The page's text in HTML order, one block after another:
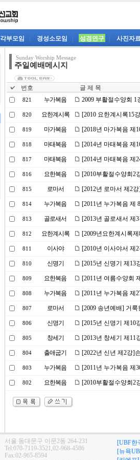
각부모임 경성소모임 성경연구 사진자
Sunday Worship Message
주일예배메시지
번호 글 제 목
821 누가복음 2009 부활절수양회
820 요한계시록 [2010 요한계시록15
819 마가복음 [2018년 마가복음 제
818 마태복음 [2014년 마태복음 제
817 마태복음 [2014년 마태복음 제
816 요한복음 [2010부활절수양회2
815 로마서 [2012년 로마서 제2
814 누가복음 [2011년 누가복음 제
813 골로새서 [2013년 골로새서 제
812 요한계시록 [2009년요한계시록
811 이사야 [2010년 이사야서 제
810 신명기 [2015년 신명기 제13
809 요한복음 [2011년 여름수양회
808 누가복음 [2011년 누가복음 제
807 로마서 [2009 송년예배] 거
806 신명기 [2015년 신명기 제10
805 창세기 [2013년 창세기 제11
804 출애굽기 [2022년 신년 제2강]
803 누가복음 [2011년 누가복음 제
802 요한복음 [2010부활절수양회2
서울 동대문구 이문2동 264-231
Tel:070-7119-3521,02-968-4586
Fax:02-965-8594
[UBF한
[뉴욕